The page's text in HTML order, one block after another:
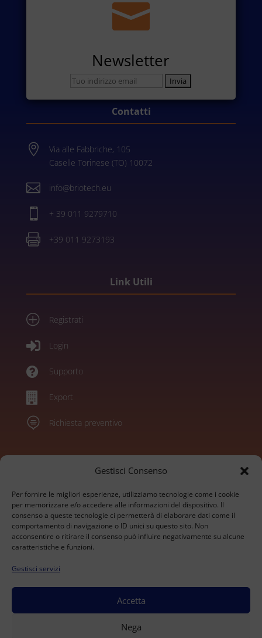
Gestisci Consenso
Per fornire le migliori esperienze, utilizziamo tecnologie come i cookie
per memorizzare e/o accedere alle informazioni del dispositivo. Il
consenso a queste tecnologie ci permetterà di elaborare dati come il
comportamento di navigazione o ID unici su questo sito. Non
acconsentire o ritirare il consenso può influire negativamente su alcune
caratteristiche e funzioni.
Gestisci servizi
Accetta
Nega

Newsletter
Contatti

Via alle Fabbriche, 105
Caselle Torinese (TO) 10072
 info@briotech.eu
 + 39 011 9279710
 +39 011 9273193
Link Utili
P Registrati
 Login
 Supporto
 Export
 Richiesta preventivo
Marchi
Konica Minolta
Sharp
Olivetti
Ricoh
Xerox
© 2026 BrioTech Srl - Via alle Fabbriche 105 - Caselle
Torinese - P.IVA 09207530016 - Capitale Sociale 10.000